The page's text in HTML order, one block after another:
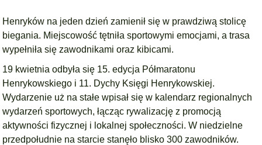
Henryków na jeden dzień zamienił się w prawdziwą stolicę
biegania. Miejscowość tętniła sportowymi emocjami, a trasa
wypełniła się zawodnikami oraz kibicami.
19 kwietnia odbyła się 15. edycja Półmaratonu
Henrykowskiego i 11. Dychy Księgi Henrykowskiej.
Wydarzenie uż na stałe wpisał się w kalendarz regionalnych
wydarzeń sportowych, łącząc rywalizację z promocją
aktywności fizycznej i lokalnej społeczności. W niedzielne
przedpołudnie na starcie stanęło blisko 300 zawodników.